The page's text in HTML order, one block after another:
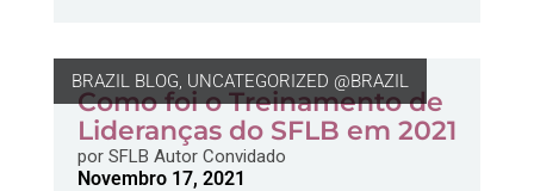
BRAZIL BLOG, UNCATEGORIZED @BRAZIL
Como foi o Treinamento de
Lideranças do SFLB em 2021
porSFLB Autor Convidado
Novembro 17, 2021